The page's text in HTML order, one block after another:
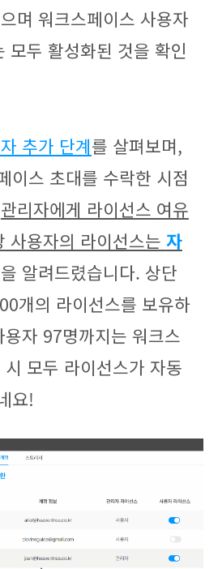
며 워크스페이스 사용자
모두 활성화된 것을 확인
추가 단계를 살펴보며,
이스 초대를 수락한 시점
관리자에게 라이선스 여유
사용자의 라이선스는 자
알려드렸습니다. 상단
개의 라이선스를 보유하
자 97명까지는 워크스
모두 라이선스가 자동
요!